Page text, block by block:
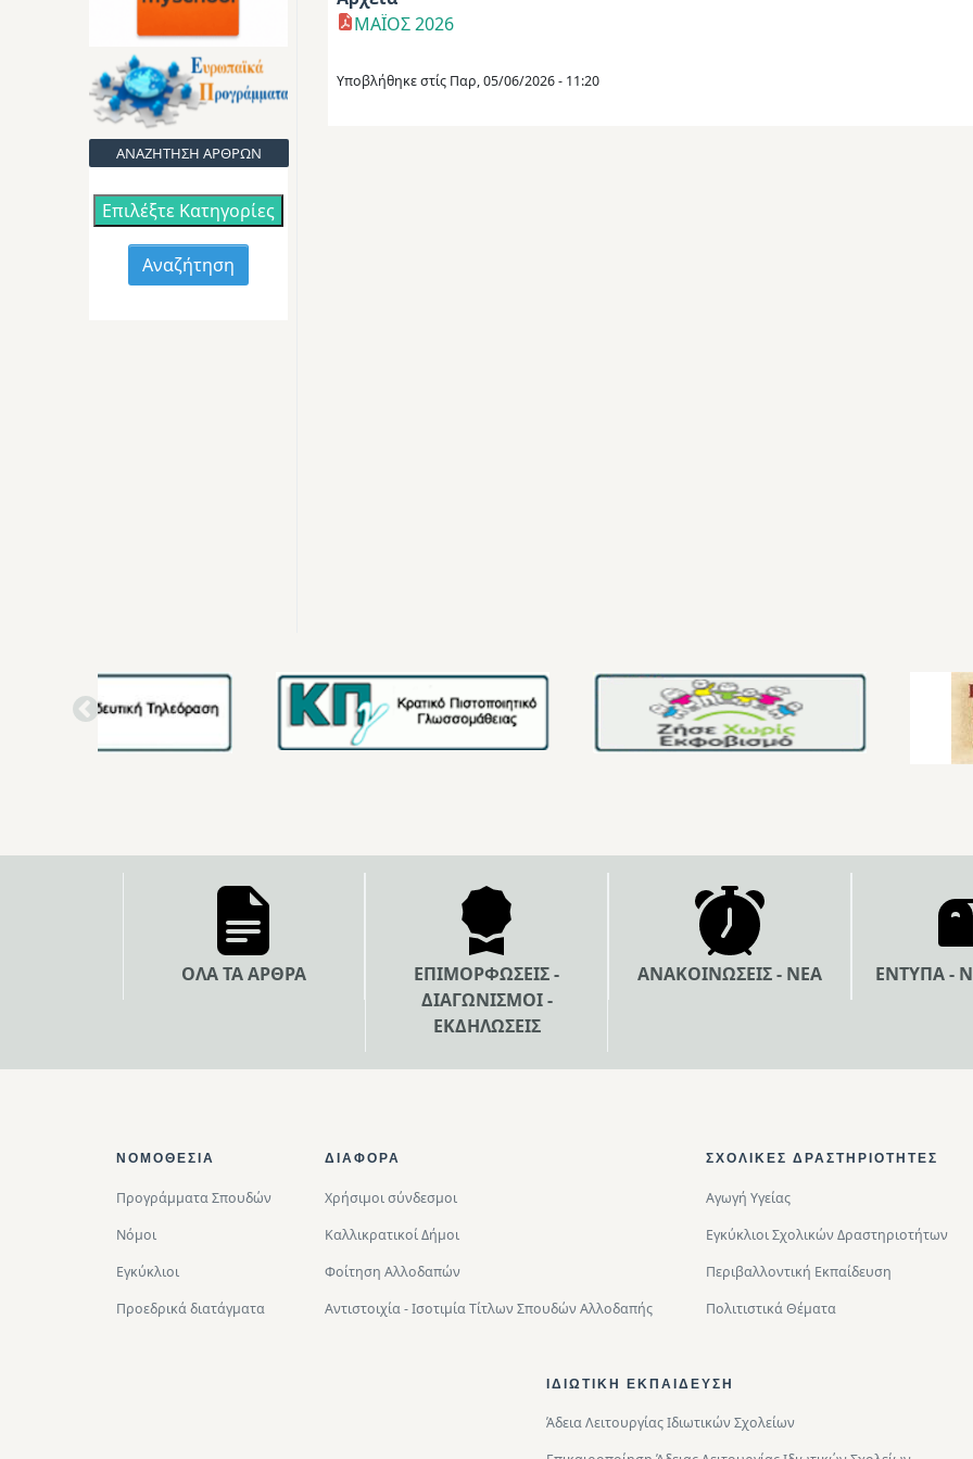
ΑΝΑΖΗΤΗΣΗ ΑΡΘΡΩΝ
Επιλέξτε Κατηγορίες
ΜΑΪΟΣ 2026
Υποβλήθηκε στίς Παρ, 05/06/2026 - 11:20
ΟΛΑ ΤΑ ΑΡΘΡΑ
ΕΠΙΜΟΡΦΩΣΕΙΣ -
ΔΙΑΓΩΝΙΣΜΟΙ -
ΕΚΔΗΛΩΣΕΙΣ
ΑΝΑΚΟΙΝΩΣΕΙΣ - ΝΕΑ ΕΝΤΥΠΑ -
Footer Top
ΝΟΜΟΘΕΣΊΑ
Προγράμματα Σπουδών
Νόμοι
Εγκύκλιοι
Προεδρικά διατάγματα
ΔΙΑΦΟΡΑ
Χρήσιμοι σύνδεσμοι
Καλλικρατικοί Δήμοι
Φοίτηση Αλλοδαπών
Αντιστοιχία - Ισοτιμία Τίτλων Σπουδών Αλλοδαπής
ΣΧΟΛΙΚΈΣ ΔΡΑΣΤΗΡΙΌΤΗΤΕΣ
Αγωγή Υγείας
Εγκύκλιοι Σχολικών Δραστηριοτήτων
Περιβαλλοντική Eκπαίδευση
Πολιτιστικά Θέματα
ΙΔΙΩΤΙΚΉ ΕΚΠΑΊΔΕΥΣΗ
Άδεια Λειτουργίας Ιδιωτικών Σχολείων